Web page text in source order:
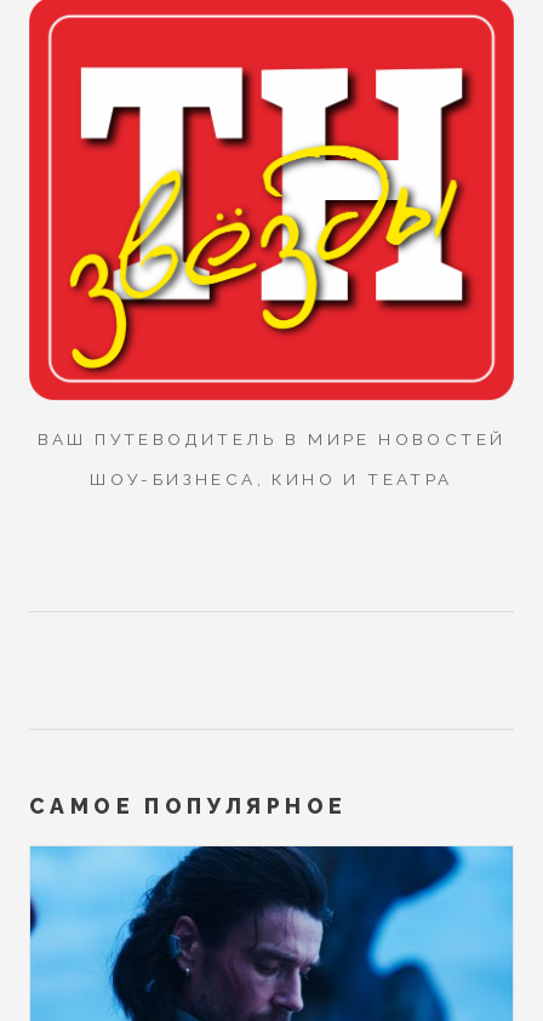
ВАШ ПУТЕВОДИТЕЛЬ В МИРЕ НОВОСТЕЙ
ШОУ-БИЗНЕСА, КИНО И ТЕАТРА
САМОЕ ПОПУЛЯРНОЕ